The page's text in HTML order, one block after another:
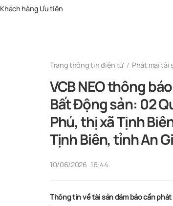
Khách hàng Ưu tiên
Trang thông tin điện tử Phát mại tài
VCB NEO thông
Bất Động sản: 02
Phú, thị xã Tịnh
Tịnh Biên, tỉnh An
10/06/2026 16:44
Thông tin về tài sản đảm bảo cần phát